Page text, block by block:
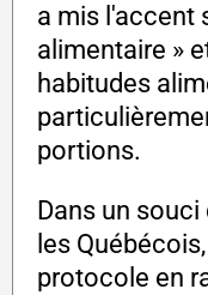
a mis l'accent
alimentaire »
habitudes
portions.
Dans un
les
protocole en